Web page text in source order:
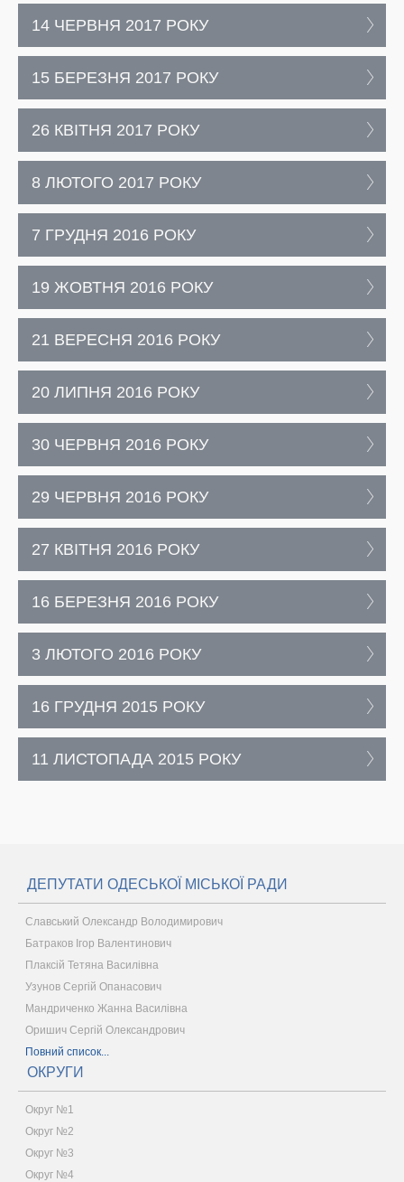
14 ЧЕРВНЯ 2017 РОКУ
15 БЕРЕЗНЯ 2017 РОКУ
26 КВІТНЯ 2017 РОКУ
8 ЛЮТОГО 2017 РОКУ
7 ГРУДНЯ 2016 РОКУ
19 ЖОВТНЯ 2016 РОКУ
21 ВЕРЕСНЯ 2016 РОКУ
20 ЛИПНЯ 2016 РОКУ
30 ЧЕРВНЯ 2016 РОКУ
29 ЧЕРВНЯ 2016 РОКУ
27 КВІТНЯ 2016 РОКУ
16 БЕРЕЗНЯ 2016 РОКУ
3 ЛЮТОГО 2016 РОКУ
16 ГРУДНЯ 2015 РОКУ
11 ЛИСТОПАДА 2015 РОКУ
ДЕПУТАТИ ОДЕСЬКОЇ МІСЬКОЇ РАДИ
Славський Олександр Володимирович
Батраков Ігор Валентинович
Плаксій Тетяна Василівна
Узунов Сергій Опанасович
Мандриченко Жанна Василівна
Оришич Сергій Олександрович
Повний список...
ОКРУГИ
Округ №1
Округ №2
Округ №3
Округ №4